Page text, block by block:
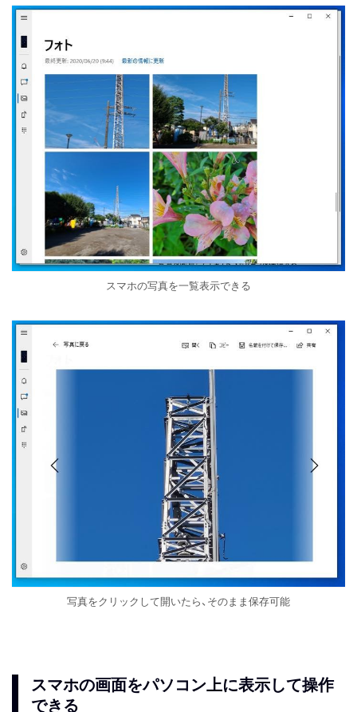
スマホの写真を一覧表示できる
写真をクリックして開いたら、そのまま保存可能
スマホの画面をパソコン上に表示して操作
できる